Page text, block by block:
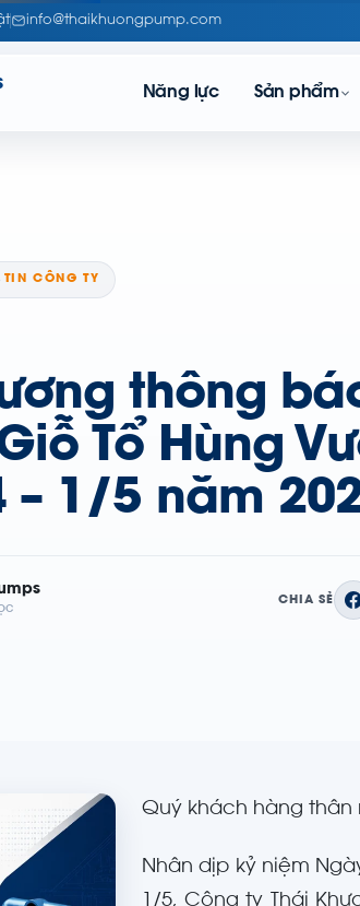
info@thaikhuongpump.com
Năng lực Sản phẩm
TIN CÔNG TY
thông
Tổ Hùng
– 1/5 năm
CHIA SẺ
Quý khách hàng thân
Nhân dịp kỷ niệm
1/5, Công ty Thái